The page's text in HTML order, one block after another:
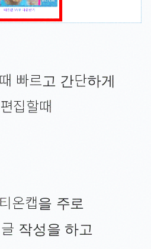
빠르고 간단하게
집할때
온캡을 주로
작성을 하고